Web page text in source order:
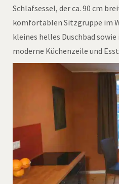
Schlafsessel, der ca. 90 cm
komfortablen Sitzgruppe im
kleines helles Duschbad
moderne Küchenzeile und